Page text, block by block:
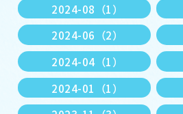
2024-08（1）
2024-06（2）
2024-04（1）
2024-01（1）